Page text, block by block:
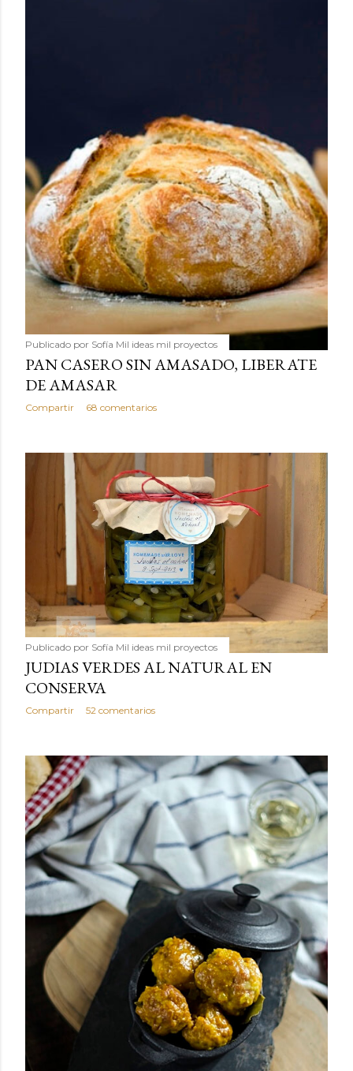
Publicado por Sofía Mil ideas mil proyectos
PAN CASERO SIN AMASADO, LIBERATE
DE AMASAR
Compartir 68 comentarios
Publicado por Sofía Mil ideas mil proyectos
JUDIAS VERDES AL NATURAL EN
CONSERVA
Compartir 52 comentarios